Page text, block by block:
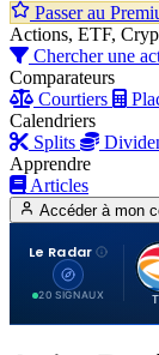
Passer au
Actions, ETF,
Chercher une
Comparateurs
Courtiers
Calendriers
Splits
Apprendre
Articles
Accéder à mon
Le Radar
20 SIGNAUX